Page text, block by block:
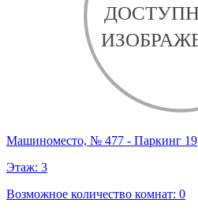
Машиноместо, № 477 - Паркинг 19
Этаж: 3
Возможное количество комнат: 0